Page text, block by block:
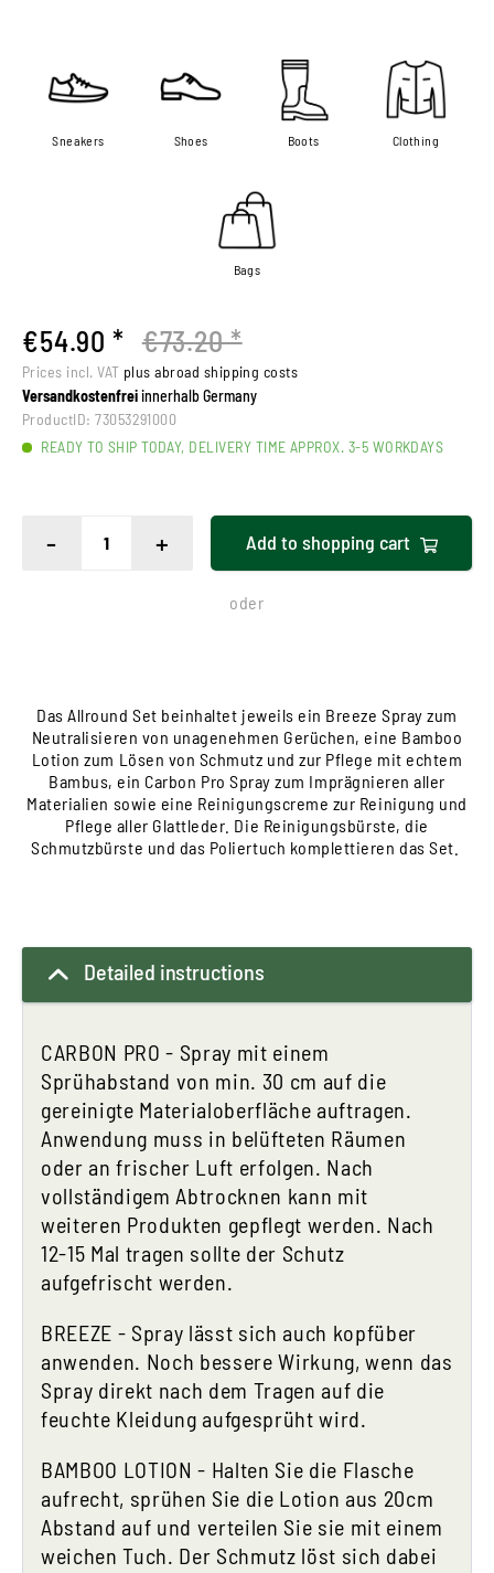
Sneakers Shoes Boots Clothing
Bags
€54.90 * €73.20 *
Prices incl. VAT plus abroad shipping costs
Versandkostenfreiinnerhalb Germany
ProductID: 73053291000
READY TO SHIP TODAY, DELIVERY TIME APPROX. 3-5 WORKDAYS
- + Add to shopping cart
oder
Das Allround Set beinhaltet jeweils ein Breeze Spray zum
Neutralisieren von unagenehmen Gerüchen, eine Bamboo
Lotion zum Lösen von Schmutz und zur Pflege mit echtem
Bambus, ein Carbon Pro Spray zum Imprägnieren aller
Materialien sowie eine Reinigungscreme zur Reinigung und
Pflege aller Glattleder. Die Reinigungsbürste, die
Schmutzbürste und das Poliertuch komplettieren das Set.
Detailed instructions
CARBON PRO - Spray mit einem
Sprühabstand von min. 30 cm auf die
gereinigte Materialoberfläche auftragen.
Anwendung muss in belüfteten Räumen
oder an frischer Luft erfolgen. Nach
vollständigem Abtrocknen kann mit
weiteren Produkten gepflegt werden. Nach
12-15 Mal tragen sollte der Schutz
aufgefrischt werden.
BREEZE - Spray lässt sich auch kopfüber
anwenden. Noch bessere Wirkung, wenn das
Spray direkt nach dem Tragen auf die
feuchte Kleidung aufgesprüht wird.
BAMBOO LOTION - Halten Sie die Flasche
aufrecht, sprühen Sie die Lotion aus 20cm
Abstand auf und verteilen Sie sie mit einem
weichen Tuch. Der Schmutz löst sich dabei